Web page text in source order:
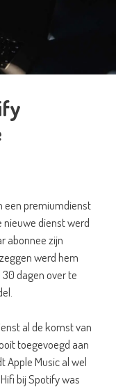
een premiumdienst
nieuwe dienst werd
abonnee zijn
werd hem
dagen over te
al de komst van
toegevoegd aan
Apple Music al wel
bij Spotify was